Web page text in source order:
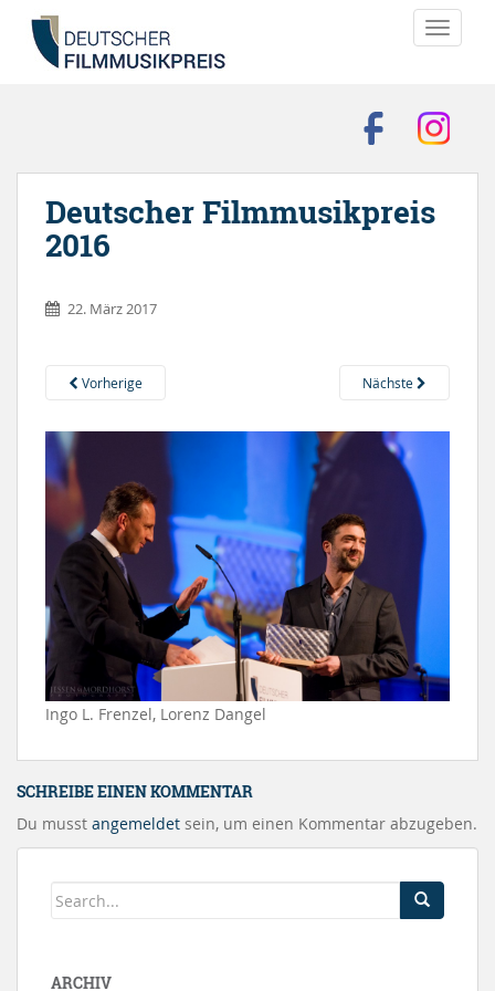
Deutscher Filmmusikpreis
2016
22. März 2017
Vorherige Nächste
Ingo L. Frenzel, Lorenz Dangel
SCHREIBE EINEN KOMMENTAR
Du musst angemeldet sein, um einen Kommentar abzugeben.
ARCHIV